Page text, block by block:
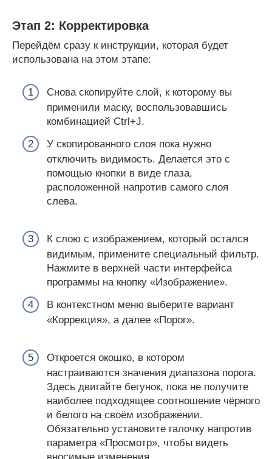
Этап 2: Корректировка
Перейдём сразу к инструкции, которая будет
использована на этом этапе:
Снова скопируйте слой, к которому вы
применили маску, воспользовавшись
комбинацией Ctrl+J.
У скопированного слоя пока нужно
отключить видимость. Делается это с
помощью кнопки в виде глаза,
расположенной напротив самого слоя
слева.
К слою с изображением, который остался
видимым, примените специальный фильтр.
Нажмите в верхней части интерфейса
программы на кнопку «Изображение».
В контекстном меню выберите вариант
«Коррекция», а далее «Порог».
Откроется окошко, в котором
настраиваются значения диапазона порога.
Здесь двигайте бегунок, пока не получите
наиболее подходящее соотношение чёрного
и белого на своём изображении.
Обязательно установите галочку напротив
параметра «Просмотр», чтобы видеть